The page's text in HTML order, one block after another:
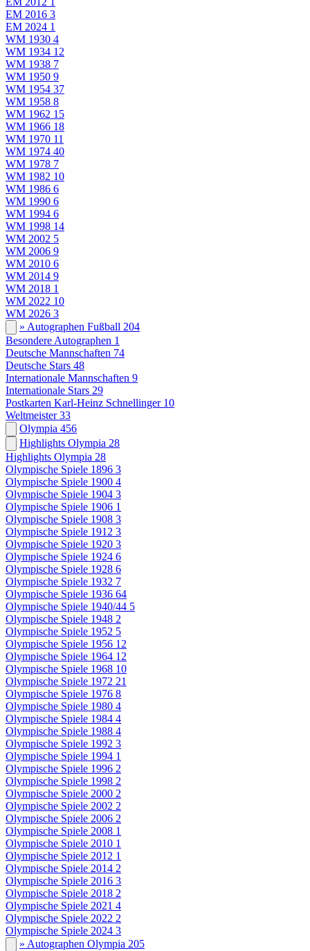
EM 2016 3
EM 2024 1
WM 1930 4
WM 1934 12
WM 1938 7
WM 1950 9
WM 1954 37
WM 1958 8
WM 1962 15
WM 1966 18
WM 1970 11
WM 1974 40
WM 1978 7
WM 1982 10
WM 1986 6
WM 1990 6
WM 1994 6
WM 1998 14
WM 2002 5
WM 2006 9
WM 2010 6
WM 2014 9
WM 2018 1
WM 2022 10
WM 2026 3
» Autographen Fußball 204
Besondere Autographen 1
Deutsche Mannschaften 74
Deutsche Stars 48
Internationale Mannschaften 9
Internationale Stars 29
Postkarten Karl-Heinz Schnellinger 10
Weltmeister 33
Olympia 456
Highlights Olympia 28
Highlights Olympia 28
Olympische Spiele 1896 3
Olympische Spiele 1900 4
Olympische Spiele 1904 3
Olympische Spiele 1906 1
Olympische Spiele 1908 3
Olympische Spiele 1912 3
Olympische Spiele 1920 3
Olympische Spiele 1924 6
Olympische Spiele 1928 6
Olympische Spiele 1932 7
Olympische Spiele 1936 64
Olympische Spiele 1940/44 5
Olympische Spiele 1948 2
Olympische Spiele 1952 5
Olympische Spiele 1956 12
Olympische Spiele 1964 12
Olympische Spiele 1968 10
Olympische Spiele 1972 21
Olympische Spiele 1976 8
Olympische Spiele 1980 4
Olympische Spiele 1984 4
Olympische Spiele 1988 4
Olympische Spiele 1992 3
Olympische Spiele 1994 1
Olympische Spiele 1996 2
Olympische Spiele 1998 2
Olympische Spiele 2000 2
Olympische Spiele 2002 2
Olympische Spiele 2006 2
Olympische Spiele 2008 1
Olympische Spiele 2010 1
Olympische Spiele 2012 1
Olympische Spiele 2014 2
Olympische Spiele 2016 3
Olympische Spiele 2018 2
Olympische Spiele 2021 4
Olympische Spiele 2022 2
Olympische Spiele 2024 3
» Autographen Olympia 205